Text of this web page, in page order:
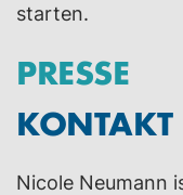
starten.
PRESSE
KONTAKT
Nicole Neumann